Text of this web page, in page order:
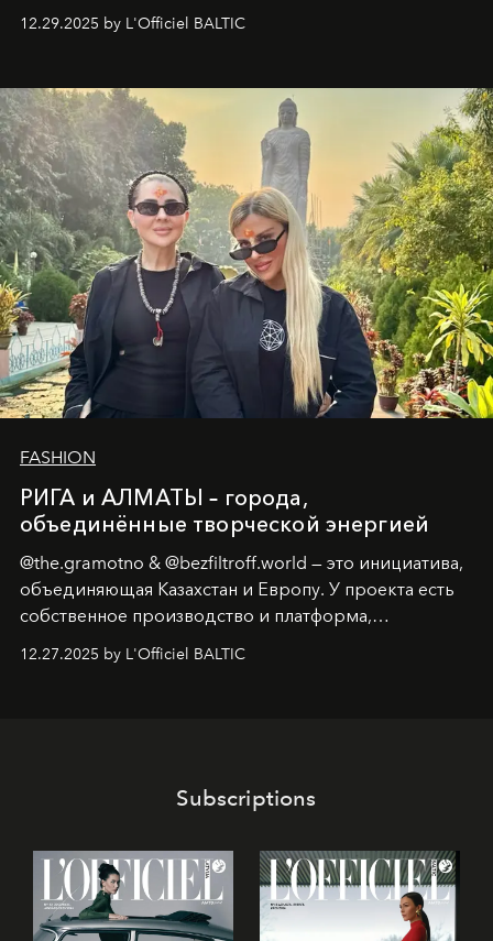
вершины Швейцарии встречаются с бездонными
глубинами человеческой души. Здесь, на стыке
Ольга Потапова - женщина, чей путь от поиска
истины превратился в искусство превращения
человеческих кризисов в возможности для
возрождения.
12.29.2025 by L'Officiel BALTIC
FASHION
РИГА и АЛМАТЫ – города,
объединённые творческой энергией
@the.gramotno & @bezfiltroff.world — это инициатива,
объединяющая Казахстан и Европу. У проекта есть
собственное производство и платформа,
предоставляющая возможности, поддержку и
решения для дизайнеров и молодых брендов.
12.27.2025 by L'Officiel BALTIC
Subscriptions